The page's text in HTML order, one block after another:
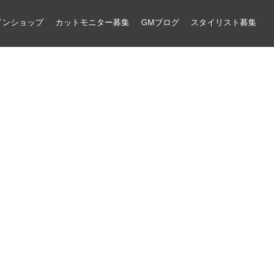
ンショップ カットモニター募集 GMブログ スタイリスト募集